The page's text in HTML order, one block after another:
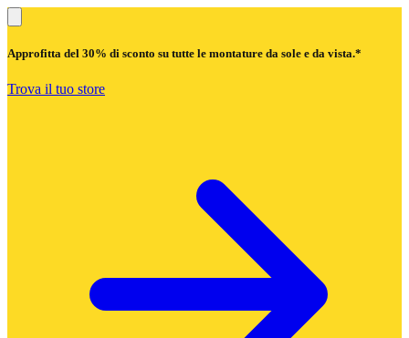
Approfitta del 30% di sconto su tutte le montature da sole e da vista.*
Trova il tuo store